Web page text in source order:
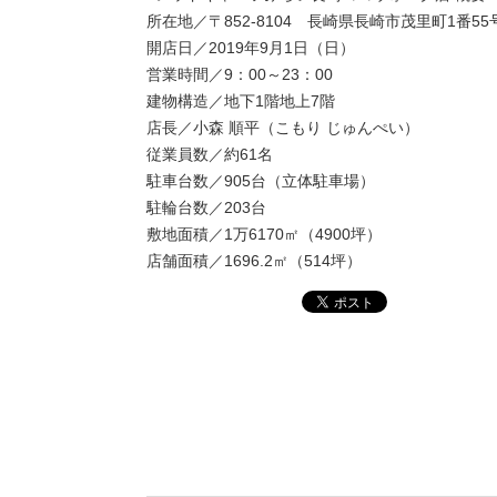
所在地／〒852-8104 長崎県長崎市茂里町1番55
開店日／2019年9月1日（日）
営業時間／9：00～23：00
建物構造／地下1階地上7階
店長／小森 順平（こもり じゅんぺい）
従業員数／約61名
駐車台数／905台（立体駐車場）
駐輪台数／203台
敷地面積／1万6170㎡（4900坪）
店舗面積／1696.2㎡（514坪）